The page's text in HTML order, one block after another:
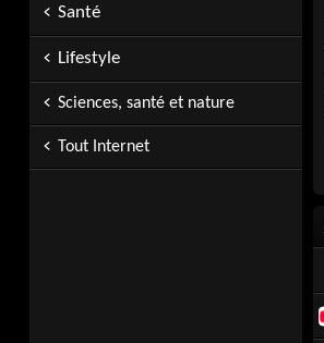
Santé
Lifestyle
Sciences, santé et nature
Tout Internet